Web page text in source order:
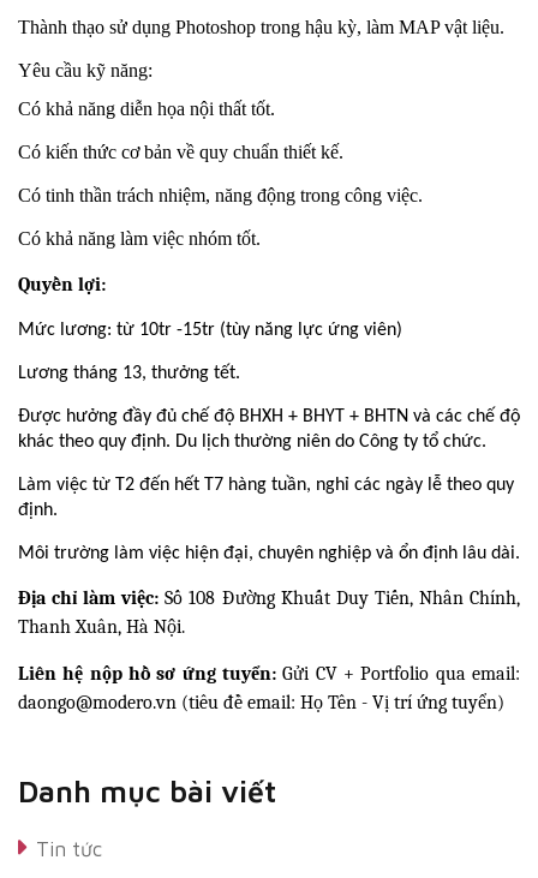
Thành thạo sử dụng Photoshop trong hậu kỳ, làm MAP vật liệu.
Yêu cầu kỹ năng:
Có khả năng diễn họa nội thất tốt.
Có kiến thức cơ bản về quy chuẩn thiết kế.
Có tinh thần trách nhiệm, năng động trong công việc.
Có khả năng làm việc nhóm tốt.
Quyền lợi:
Mức lương: từ 10tr -15tr (tùy năng lực ứng viên)
Lương tháng 13, thưởng tết.
Được hưởng đầy đủ chế độ BHXH + BHYT + BHTN và các chế độ
khác theo quy định. Du lịch thường niên do Công ty tổ chức.
Làm việc từ T2 đến hết T7 hàng tuần, nghỉ các ngày lễ theo quy
định.
Môi trường làm việc hiện đại, chuyên nghiệp và ổn định lâu dài.
Địa chỉ làm việc:Số 108 Đường Khuất Duy Tiến, Nhân Chính,
Thanh Xuân, Hà Nội.
Liên hệ nộp hồ sơ ứng tuyển:Gửi CV + Portfolio qua email:
daongo@modero.vn (tiêu đề email: Họ Tên - Vị trí ứng tuyển)
Danh mục bài viết
Tin tức